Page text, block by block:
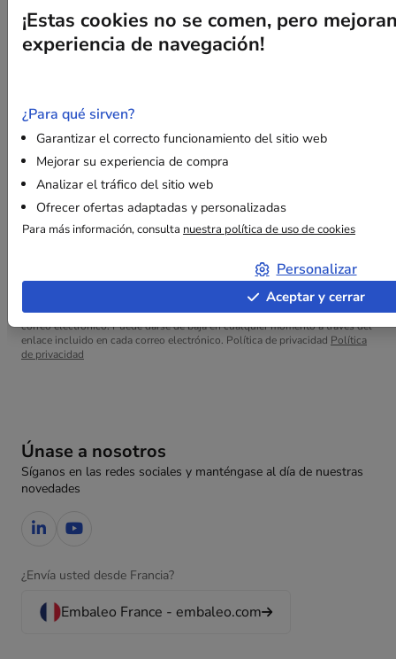
Aviso legal
+34 931 229 521
08007 Barcelona España
Únase a nosotros
Síganos en las redes sociales y manténgase al día de nuestras
novedades
¿Envía usted desde Francia?
Embaleo France - embaleo.com
Suscríbase a nuestra newsletter
Reciba en primicia nuestras novedades, guías prácticas y ofertas
tarifarias.
Al suscribirse, acepta recibir nuestras comunicaciones comerciales por
correo electrónico. Puede darse de baja en cualquier momento a través del
enlace incluido en cada correo electrónico. Política de privacidad Política
de privacidad
¡Estas cookies no se comen, pero
experiencia de navegación!
¿Para qué sirven?
Garantizar el correcto funcionamiento del sitio web
Mejorar su experiencia de compra
Analizar el tráfico del sitio web
Ofrecer ofertas adaptadas y personalizadas
Para más información, consulta nuestra política de uso de cookies
Personalizar
Aceptar y cerrar